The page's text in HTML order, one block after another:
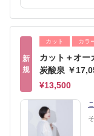
新
規
カット カラ
カット＋オー
炭酸泉 ￥
¥13,500